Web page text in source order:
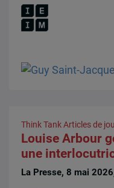
Think TankArticles de
Louise Arbour
une
La Presse, 8 mai